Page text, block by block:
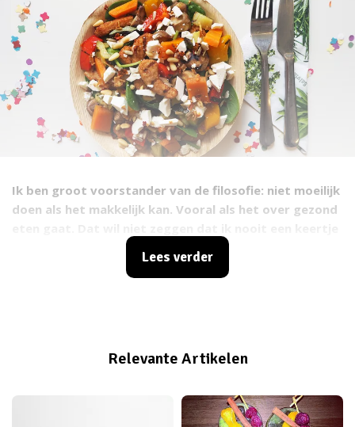
Ik ben groot voorstander van de filosofie: niet moeilijk
doen als het makkelijk kan. Vooral als het over gezond
uitgebreid kook, maar doorgaans word ik er heel
gelukkig van als mijn maaltijden in 5, maximaal 7
gaat kloppen van alle easy&quick salade-producten
man! Ik maak er echt een feestje van! Dat is ook
precies wat ik heb gedaan tijdens de AH salade-4-
Lees verder
Relevante Artikelen